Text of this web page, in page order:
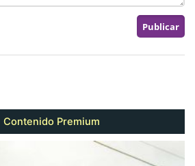
Contenido Premium